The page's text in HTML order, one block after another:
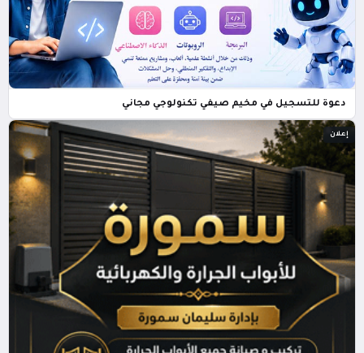
دعوة للتسجيل في مخيم صيفي تكنولوجي مجاني
إعلان